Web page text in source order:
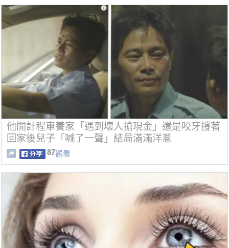
他開計程車養家「遇到壞人搶現金」還是咬牙撐著
回家後兒子「喊了一聲」結局滿滿洋蔥
87觀看